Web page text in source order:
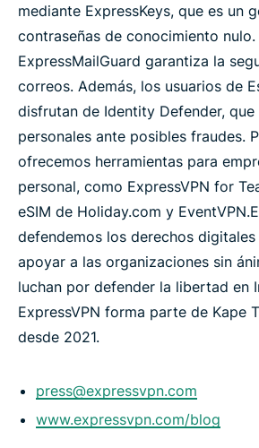
mediante ExpressKeys, que es un
contraseñas de conocimiento nulo.
ExpressMailGuard garantiza la
correos. Además, los usuarios de
disfrutan de Identity Defender,
personales ante posibles fraudes.
ofrecemos herramientas para
personal, como ExpressVPN for
eSIM de Holiday.com y EventVPN.
defendemos los derechos
apoyar a las organizaciones sin
luchan por defender la libertad en
ExpressVPN forma parte de Kape
desde 2021.
press@expressvpn.com
www.expressvpn.com/blog